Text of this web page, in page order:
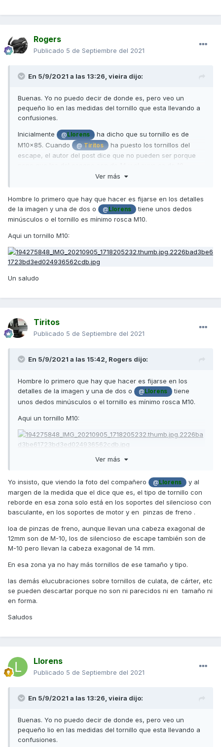
Saludos.
Rogers
Publicado 5 de Septiembre del 2021
En 5/9/2021 a las 13:26, vieira dijo:
Buenas. Yo no puedo decir de donde es, pero veo un
pequeño lio en las medidas del tornillo que esta llevando a
confusiones.
Inicialmente @ Llorens
ha dicho que su tornillo es de
M10x85. Cuando
@Tiritos
ha puesto los tornillos del
escape, el autor del post dice que no pueden ser porque
con la que sacarlo y no al diámetro de la rosca. Entiendo
que su tornillo sera un M6 o M8 como mucho y cabeza
hexagonal de 10.
Saludos.
Ver más
Hombre lo primero que hay que hacer es fijarse en los detalles
de la imagen y una de dos o
@ Llorens
tiene unos dedos
minúsculos o el tornillo es mínimo rosca M10.
Aqui un tornillo M10:
Un saludo
Tiritos
Publicado 5 de Septiembre del 2021
En 5/9/2021 a las 15:42, Rogers dijo:
Hombre lo primero que hay que hacer es fijarse en los
detalles de la imagen y una de dos o
@ Llorens
tiene
unos dedos minúsculos o el tornillo es mínimo rosca M10.
Aqui un tornillo M10:
Ver más
Yo insisto, que viendo la foto del compañero @ Llorens
y al
margen de la medida que el dice que es, el tipo de tornillo con
reborde en esa zona solo está en los soportes del silencioso con
basculante, en los soportes de motor y en pinzas de freno .
loa de pinzas de freno, aunque llevan una cabeza exagonal de
12mm son de M-10, los de silencioso de escape también son de
M-10 pero llevan la cabeza exagonal de 14 mm.
En esa zona ya no hay más tornillos de ese tamaño y tipo.
las demás elucubraciones sobre tornillos de culata, de cárter, etc
se pueden descartar porque no son ni parecidos ni en tamaño ni
en forma.
Saludos
Llorens
Publicado 5 de Septiembre del 2021
En 5/9/2021 a las 13:26, vieira dijo:
Buenas. Yo no puedo decir de donde es, pero veo un
pequeño lio en las medidas del tornillo que esta llevando a
confusiones.